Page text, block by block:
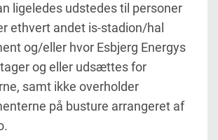
ligeledes udstedes til personer
ethvert andet is-stadion/hal
og/eller hvor Esbjerg Energys
og eller udsættes for
samt ikke overholder
på busture arrangeret af